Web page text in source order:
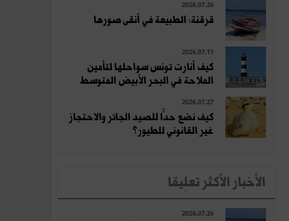
2026.07.26
قرقنة: الطبيعة في أنقى صورها
2026.07.11
كيف أنارت تونس سواحلها لتأمين
الملاحة في البحر الأبيض المتوسط
2026.07.27
كيف نضع حدًّا للصيد الجائر والاحتجاز
غير القانوني للطيور؟
الأخبار الأكثر تعلِيقا
2026.07.26